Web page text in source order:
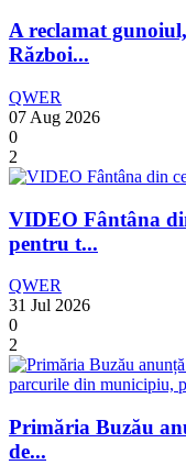
A reclamat
Război...
QWER
07 Aug 2026
0
2
VIDEO Fântâna
pentru t...
QWER
31 Jul 2026
0
2
Primăria Buzău
de...